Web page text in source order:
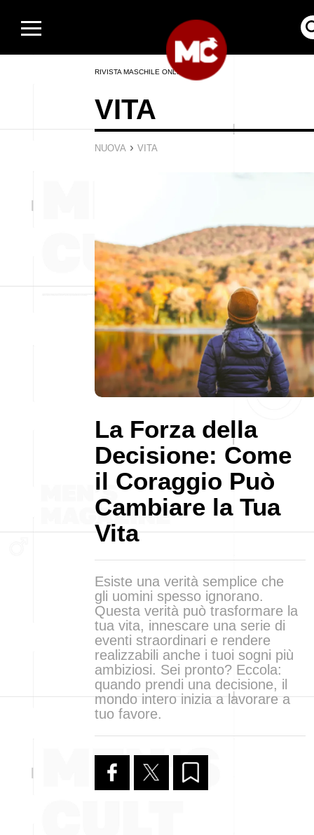
RIVISTA MASCHILE ONLINE
VITA
NUOVA › VITA
La Forza della
Decisione: Come
il Coraggio Può
Cambiare la Tua
Vita
Esiste una verità semplice che
gli uomini spesso ignorano.
Questa verità può trasformare la
tua vita, innescare una serie di
eventi straordinari e rendere
realizzabili anche i tuoi sogni più
ambiziosi. Sei pronto? Eccola:
quando prendi una decisione, il
mondo intero inizia a lavorare a
tuo favore.